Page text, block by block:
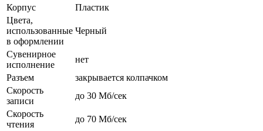
Корпус
Пластик
Цвета,
использованные
в оформлении
Черный
Сувенирное
исполнение
нет
Разъем
закрывается колпачком
Скорость
записи
до 30 Мб/­сек
Скорость
чтения
до 70 Мб/­сек